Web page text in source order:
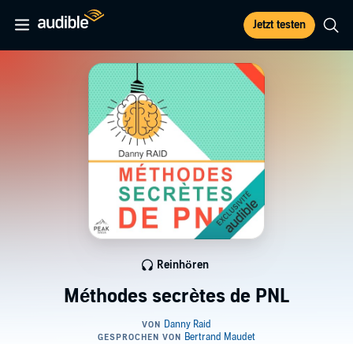
Jetzt testen
Méthodes secrètes de PNL
Reinhören